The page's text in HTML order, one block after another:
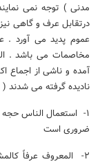
مدنی ) توجه نمی
درتقابل عرف و گاهی
عموم پدید می آورد .
مخاصمات می باشد .
آمده و ناشی از
نادیده گرفته می شدند (
۱- استعمال الناس
ضروری است
۲- المعروف عرفاً